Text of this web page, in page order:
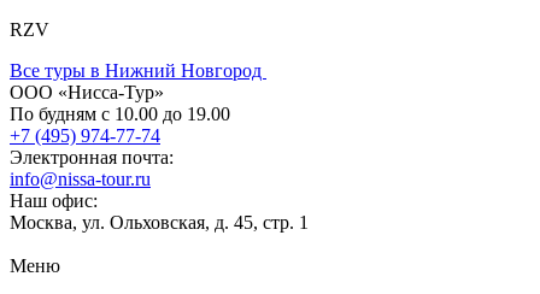
RZV
Все туры в Нижний Новгород
ООО «Нисса-Тур»
По будням с 10.00 до 19.00
+7 (495) 974-77-74
Электронная почта:
info@nissa-tour.ru
Наш офис:
Москва, ул. Ольховская, д. 45, стр. 1
Меню